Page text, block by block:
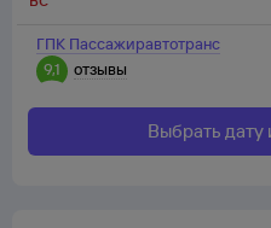
ГПК Пассажиравтотранс
9,1
отзывы
Выбрать дату